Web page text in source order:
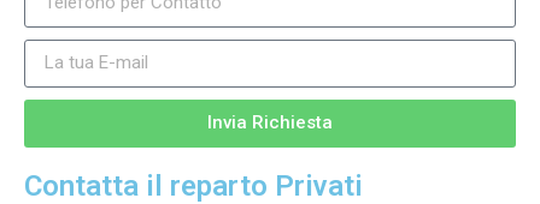
Invia Richiesta
Contatta il reparto Privati